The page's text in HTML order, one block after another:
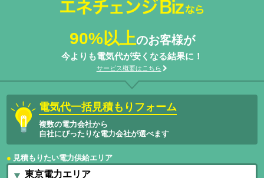
90%以上のお客様が
今よりも電気代が安くなる結果に！
サービス概要はこちら
電気代一括見積もりフォーム
複数の電力会社から
自社にぴったりな電力会社が選べます
見積もりたい電力供給エリア